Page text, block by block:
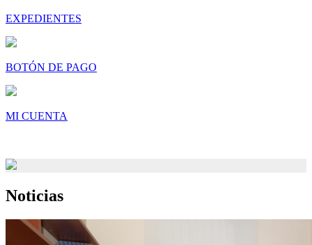
EXPEDIENTES
BOTÓN DE PAGO
MI CUENTA
Noticias